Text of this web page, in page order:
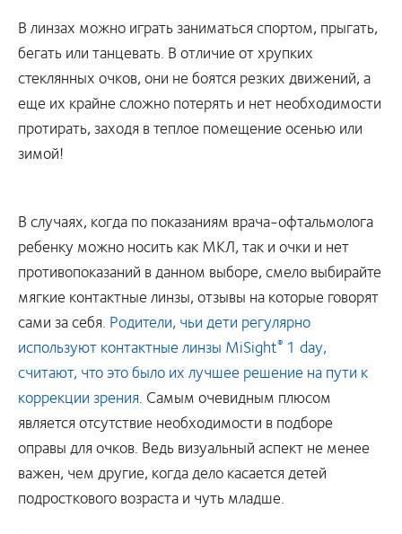
В линзах можно играть заниматься спортом, прыгать,
бегать или танцевать. В отличие от хрупких
стеклянных очков, они не боятся резких движений, а
еще их крайне сложно потерять и нет необходимости
протирать, заходя в теплое помещение осенью или
зимой!
В случаях, когда по показаниям врача-офтальмолога
ребенку можно носить как МКЛ, так и очки и нет
противопоказаний в данном выборе, смело выбирайте
мягкие контактные линзы, отзывы на которые говорят
сами за себя. Родители, чьи дети регулярно
используют контактные линзы MiSight® 1 day,
считают, что это было их лучшее решение на пути к
коррекции зрения. Самым очевидным плюсом
является отсутствие необходимости в подборе
оправы для очков. Ведь визуальный аспект не менее
важен, чем другие, когда дело касается детей
подросткового возраста и чуть младше.